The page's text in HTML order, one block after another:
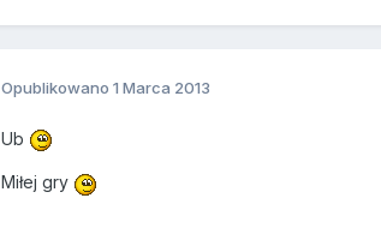
Opublikowano 1 Marca 2013
Ub
Miłej gry